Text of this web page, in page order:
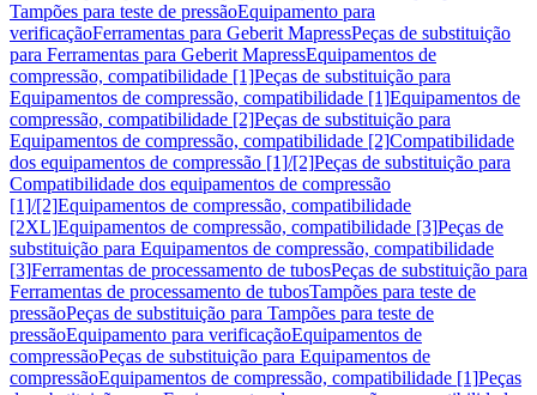
Tampões para teste de pressãoEquipamento para
verificaçãoFerramentas para Geberit MapressPeças de substituição
para Ferramentas para Geberit MapressEquipamentos de
compressão, compatibilidade [1]Peças de substituição para
Equipamentos de compressão, compatibilidade [1]Equipamentos de
compressão, compatibilidade [2]Peças de substituição para
Equipamentos de compressão, compatibilidade [2]Compatibilidade
dos equipamentos de compressão [1]/[2]Peças de substituição para
Compatibilidade dos equipamentos de compressão
[1]/[2]Equipamentos de compressão, compatibilidade
[2XL]Equipamentos de compressão, compatibilidade [3]Peças de
substituição para Equipamentos de compressão, compatibilidade
[3]Ferramentas de processamento de tubosPeças de substituição para
Ferramentas de processamento de tubosTampões para teste de
pressãoPeças de substituição para Tampões para teste de
pressãoEquipamento para verificaçãoEquipamentos de
compressãoPeças de substituição para Equipamentos de
compressãoEquipamentos de compressão, compatibilidade [1]Peças